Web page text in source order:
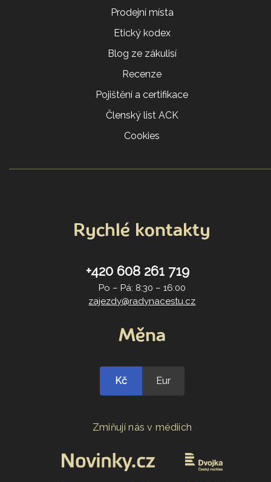
Prodejní místa
Etický kodex
Blog ze zákulisí
Recenze
Pojištění a certifikace
Členský list ACK
Cookies
Rychlé kontakty
+420 608 261 719
Po – Pá: 8:30 – 16:00
zajezdy@radynacestu.cz
Měna
Kč Eur
Zmiňují nás v médiích